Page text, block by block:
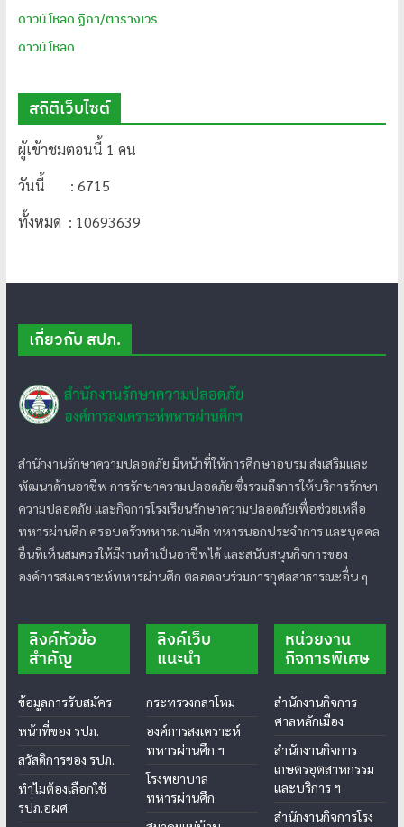
ดาวน์โหลด ฏีกา/ตารางเวร
ดาวน์โหลด
สถิติเว็บไซต์
ผู้เข้าชมตอนนี้ 1 คน
วันนี้ : 6715
ทั้งหมด : 10693639
เกี่ยวกับ สปภ.
สำนักงานรักษาความปลอดภัย มีหน้าที่ให้การศึกษาอบรม ส่งเสริมและ
พัฒนาด้านอาชีพ การรักษาความปลอดภัย ซึ่งรวมถึงการให้บริการรักษา
ความปลอดภัย และกิจการโรงเรียนรักษาความปลอดภัยเพื่อช่วยเหลือ
ทหารผ่านศึก ครอบครัวทหารผ่านศึก ทหารนอกประจำการ และบุคคล
อื่นที่เห็นสมควรให้มีงานทำเป็นอาชีพได้ และสนับสนุนกิจการของ
องค์การสงเคราะห์ทหารผ่านศึก ตลอดจนร่วมการกุศลสาธารณะอื่น ๆ
ลิงค์หัวข้อ
สำคัญ
ข้อมูลการรับสมัคร
หน้าที่ของ รปภ.
สวัสดิการของ รปภ.
ทำไมต้องเลือกใช้
รปภ.อผศ.
ลิงค์เว็บ
แนะนำ
กระทรวงกลาโหม
องค์การสงเคราะห์
ทหารผ่านศึก ฯ
โรงพยาบาล
ทหารผ่านศึก
หน่วยงาน
กิจการพิเศษ
สำนักงานกิจการ
ศาลหลักเมือง
สำนักงานกิจการ
เกษตรอุตสาหกรรม
และบริการ ฯ
สำนักงานกิจการโรง